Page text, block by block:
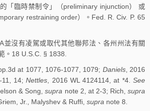
「臨時禁制令」（preliminary injunction） 或
restraining order）。Fed. R. Civ. P. 65
並沒有凌駕或取代其他聯邦法、各州州法有關
。18 U.S.C. § 1838.
at 1077, 1076-1077, 1079; Daniels, 2016
11, 14;Nettles, 2016 WL 4124114, at *4.See
& Song,supra note 2, at 2-3; Rich,supra
Jr., Malyshev & Ruffi, supra note 8.